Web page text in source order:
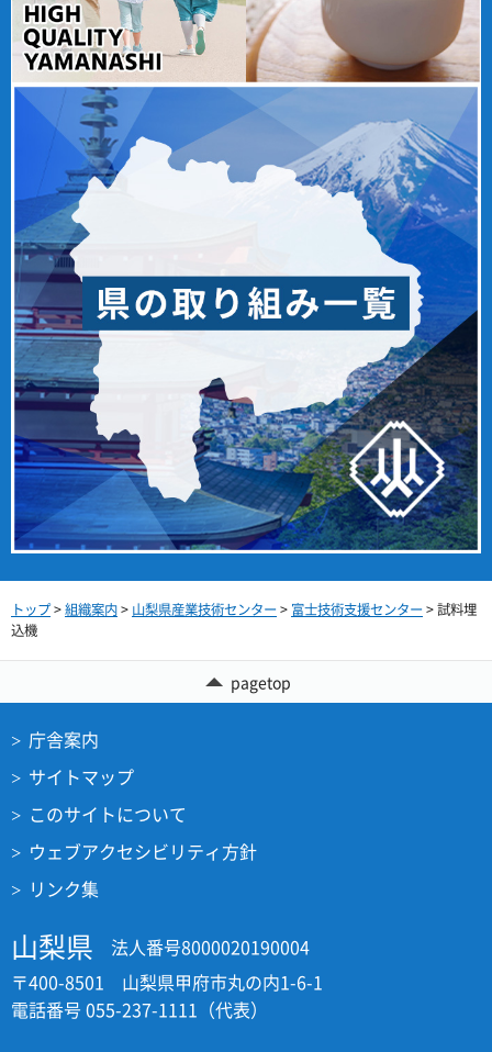
トップ>組織案内> 山梨県産業技術センター> 富士技術支援センター> 試料埋
込機
pagetop
庁舎案内
サイトマップ
このサイトについて
ウェブアクセシビリティ方針
リンク集
山梨県
法人番号8000020190004
〒400-8501 山梨県甲府市丸の内1-6-1
電話番号 055-237-1111（代表）